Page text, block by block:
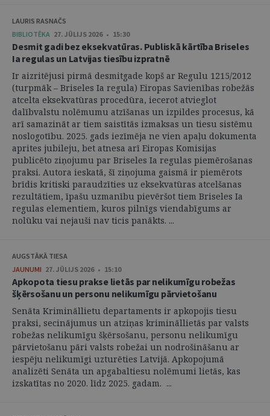
LAURIS RASNAČS
BIBLIOTĒKA 27. JŪLIJS 2026 • 15:30
Desmit gadi bez eksekvatūras. Publiskā kārtība Briseles
Ia regulas un Latvijas tiesību izpratnē
Ir aizritējusi pirmā desmitgade kopš ar Regulu 1215/2012
(turpmāk – Briseles Ia regula) Eiropas Savienības robežās
atcelta eksekvatūras procedūra, iecerot atvieglot
dalībvalstu nolēmumu atzīšanas un izpildes procesus, kā
arī samazināt ar tiem saistītās izmaksas un tiesu sistēmu
noslogotību. 2025. gads iezīmēja ne vien apaļu dokumenta
aprites jubileju, bet atnesa arī Eiropas Komisijas
publicēto ziņojumu par Briseles Ia regulas piemērošanas
praksi. Autora ieskatā, šī ziņojuma gaismā ir piemērots
brīdis kritiski paraudzīties uz eksekvatūras atcelšanas
rezultātiem, īpašu uzmanību pievēršot tiem Briseles Ia
regulas elementiem, kuros pilnīgs viendabīgums ar
nolūku vai nejauši nav ticis panākts. ...
AUGSTĀKĀ TIESA
JAUNUMI 27. JŪLIJS 2026 • 15:10
Apkopota tiesu prakse lietās par nelikumīgu robežas
šķērsošanu un personu nelikumīgu pārvietošanu
Senāta Krimināllietu departaments ir apkopojis tiesu
praksi, secinājumus un atziņas krimināllietās par valsts
robežas nelikumīgu šķērsošanu, personu nelikumīgu
pārvietošanu pāri valsts robežai un nodrošināšanu ar
iespēju nelikumīgi uzturēties Latvijā. Apkopojumā
analizēti Senāta un apgabaltiesu nolēmumi lietās, kas
izskatītas no 2020. līdz 2025. gadam. ...